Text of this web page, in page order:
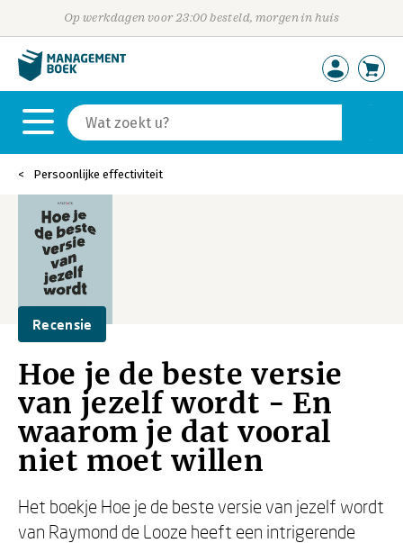
Op werkdagen voor 23:00 besteld, morgen in huis
Persoonlijke effectiviteit
Recensie
Hoe je de beste versie
van jezelf wordt - En
waarom je dat vooral
niet moet willen
Het boekje Hoe je de beste versie van jezelf wordt
van Raymond de Looze heeft een intrigerende